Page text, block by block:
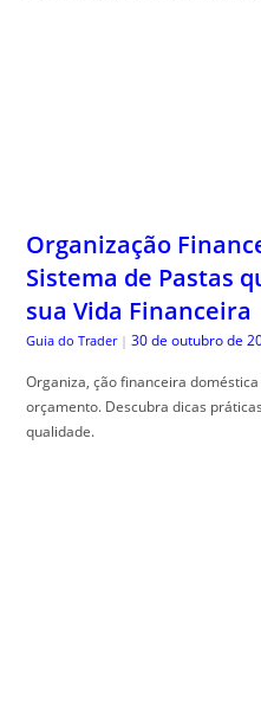
Organização
Sistema de Pastas
sua Vida Financeira
Guia do Trader | 30 de outubro de
Organiza, ção financeira
orçamento. Descubra dicas
qualidade.